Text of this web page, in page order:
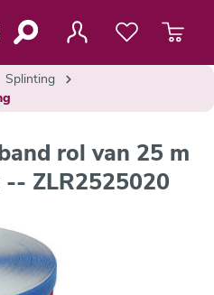
Splinting
rol van 25 m
ZLR2525020